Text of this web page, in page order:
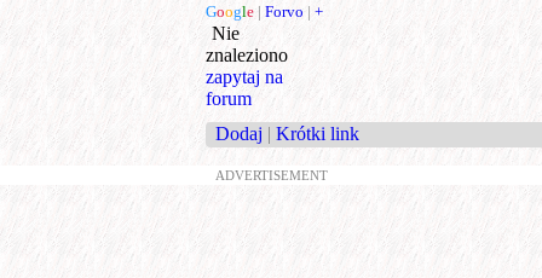
Google | Forvo | +
Nie
znaleziono
zapytaj na
forum
Dodaj | Krótki link
ADVERTISEMENT